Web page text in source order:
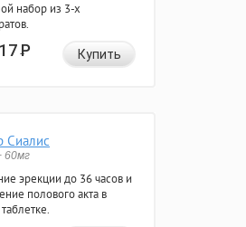
набор из 3-х
Р Купить
Сиалис
60мг
эрекции до 36 часов и
полового акта в